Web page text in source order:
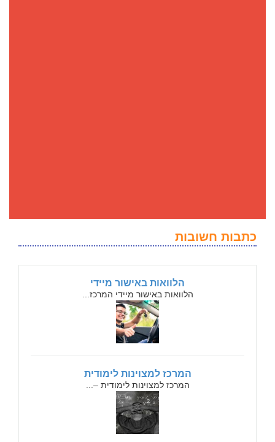
כתבות חשובות
הלוואות באישור מיידי
הלוואות באישור מיידי המרכז...
המרכז למצוינות לימודית
המרכז למצוינות לימודית –...